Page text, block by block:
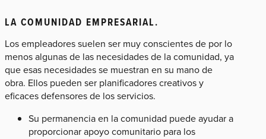
LA COMUNIDAD EMPRESARIAL.
Los empleadores suelen ser muy conscientes de por lo
menos algunas de las necesidades de la comunidad, ya
que esas necesidades se muestran en su mano de
obra. Ellos pueden ser planificadores creativos y
eficaces defensores de los servicios.
Su permanencia en la comunidad puede ayudar a
proporcionar apoyo comunitario para los